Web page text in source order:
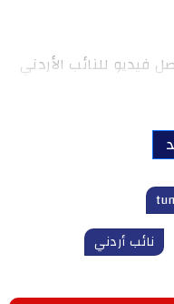
فيديو للنائب الأردني
نائب أردني